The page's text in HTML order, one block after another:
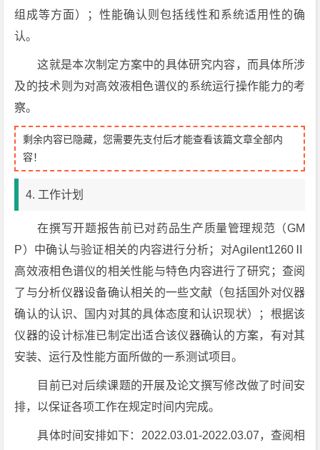
组成等方面）；性能确认则包括线性和系统适用性的确
认。
这就是本次制定方案中的具体研究内容，而具体所涉
及的技术则为对高效液相色谱仪的系统运行操作能力的考
察。
剩余内容已隐藏，您需要先支付后才能查看该篇文章全部内
容！
4. 工作计划
在撰写开题报告前已对药品生产质量管理规范（GM
P）中确认与验证相关的内容进行分析；对Agilent1260Ⅱ
高效液相色谱仪的相关性能与特色内容进行了研究；查阅
了与分析仪器设备确认相关的一些文献（包括国外对仪器
确认的认识、国内对其的具体态度和认识现状）；根据该
仪器的设计标准已制定出适合该仪器确认的方案，有对其
安装、运行及性能方面所做的一系测试项目。
目前已对后续课题的开展及论文撰写修改做了时间安
排，以保证各项工作在规定时间内完成。
具体时间安排如下：2022.03.01-2022.03.07，查阅相